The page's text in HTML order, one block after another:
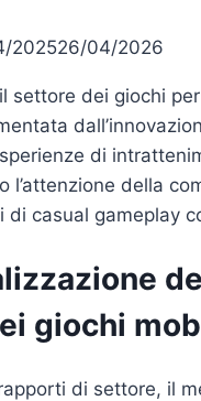
202526/04/2026
settore dei giochi
di
l’attenzione della
di casual gameplay
giochi
di settore, il